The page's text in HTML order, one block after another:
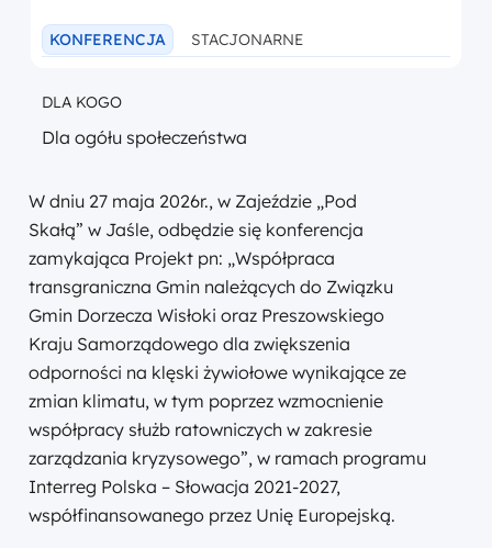
DLA KOGO
Dla ogółu społeczeństwa
W dniu 27 maja 2026r., w Zajeździe „Pod
Skałą” w Jaśle, odbędzie się konferencja
zamykająca Projekt pn: „Współpraca
transgraniczna Gmin należących do Związku
Gmin Dorzecza Wisłoki oraz Preszowskiego
Kraju Samorządowego dla zwiększenia
odporności na klęski żywiołowe wynikające ze
zmian klimatu, w tym poprzez wzmocnienie
współpracy służb ratowniczych w zakresie
zarządzania kryzysowego”, w ramach programu
Interreg Polska – Słowacja 2021-2027,
współfinansowanego przez Unię Europejską.
KONFERENCJA STACJONARNE